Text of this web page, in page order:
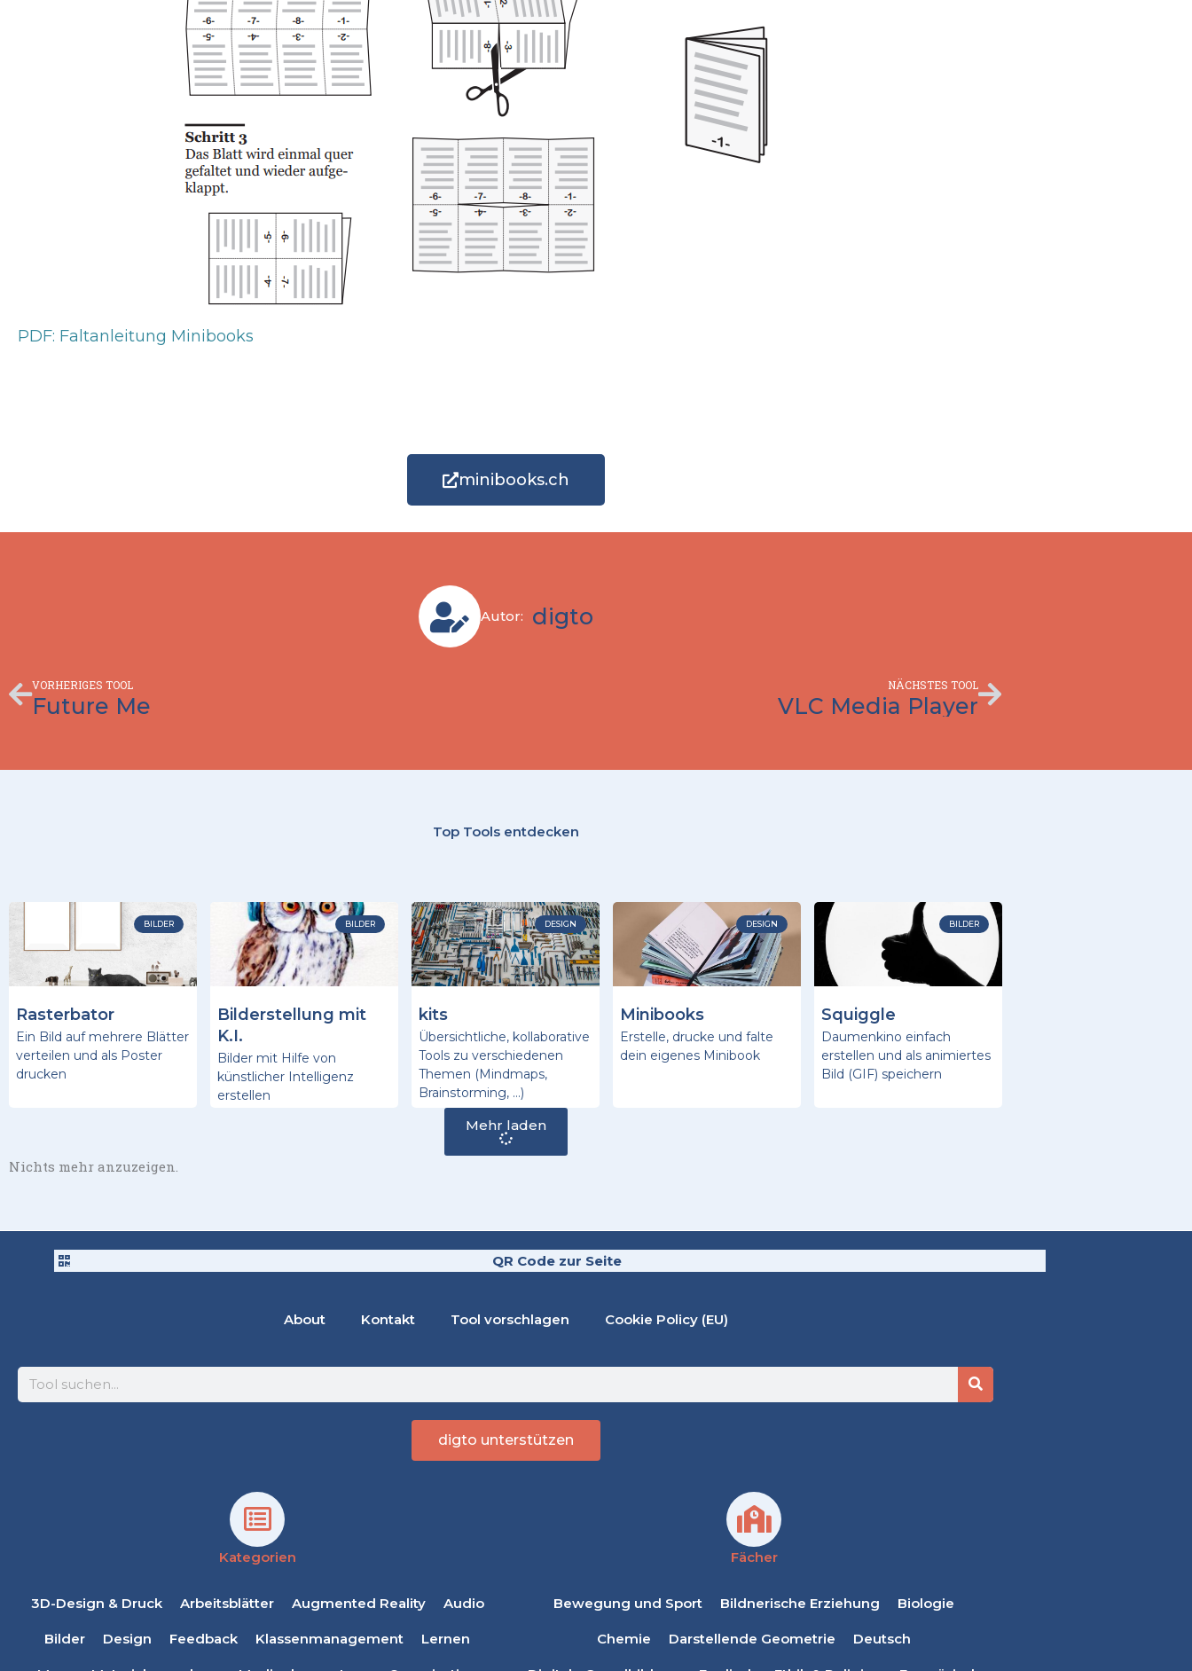
PDF: Faltanleitung Minibooks
minibooks.ch
Autor: digto
VORHERIGES TOOL
Future Me
NÄCHSTES TOOL
VLC Media Player
Top Tools entdecken
BILDER
Rasterbator
Ein Bild auf mehrere Blätter
verteilen und als Poster
drucken
BILDER
Bilderstellung mit
K.I.
Bilder mit Hilfe von
künstlicher Intelligenz
erstellen
DESIGN
kits
Übersichtliche, kollaborative
Tools zu verschiedenen
Themen (Mindmaps,
Brainstorming, …)
DESIGN
Minibooks
Erstelle, drucke und falte
dein eigenes Minibook
BILDER
Squiggle
Daumenkino einfach
erstellen und als animiertes
Bild (GIF) speichern
Mehr laden
Nichts mehr anzuzeigen.
QR Code zur Seite
About Kontakt Tool vorschlagen Cookie Policy (EU)
Suche
digto unterstützen
Kategorien
3D-Design & Druck Arbeitsblätter Augmented Reality Audio
Bilder Design Feedback Klassenmanagement Lernen
Fächer
Bewegung und Sport Bildnerische Erziehung Biologie
Chemie Darstellende Geometrie Deutsch